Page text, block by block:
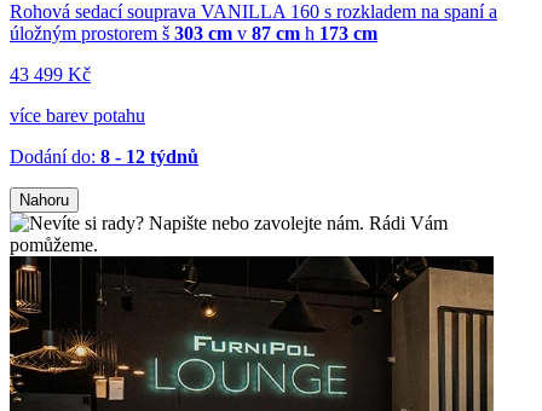
Rohová sedací souprava VANILLA 160 s rozkladem na spaní a
úložným prostorem š 303 cm v 87 cm h 173 cm
43 499 Kč
více barev potahu
Dodání do: 8 - 12 týdnů
Nahoru